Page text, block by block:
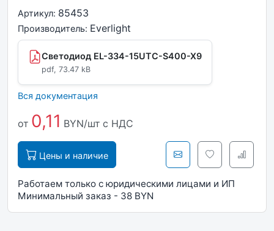
Артикул: 85453
Производитель: Everlight
Светодиод EL-334-15UTC-S400-X9
pdf, 73.47 kB
Вся документация
от 0,11 BYN/шт с НДС
Цены и наличие
Работаем только с юридическими лицами и ИП
Минимальный заказ - 38 BYN